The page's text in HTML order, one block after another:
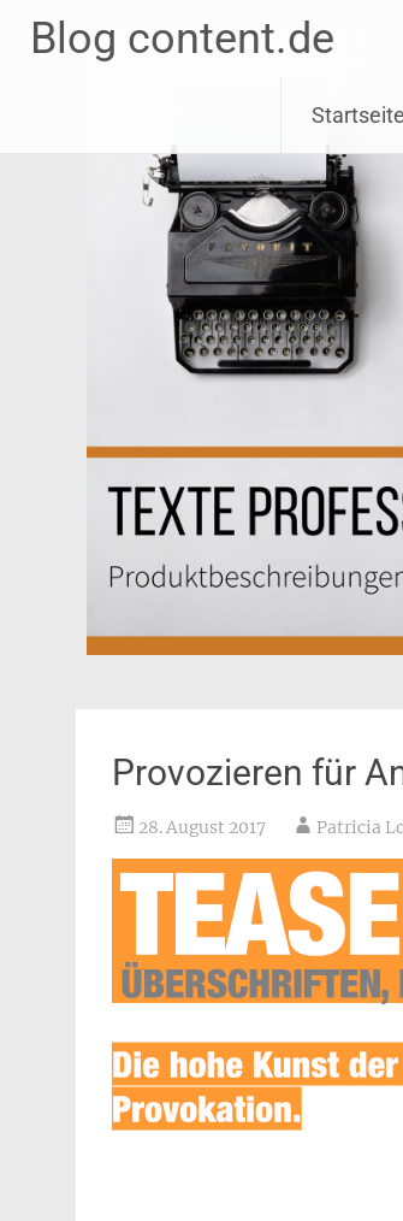
Blog content.de
to
content
Startseite
Provozieren für
28. August 2017 Patricia